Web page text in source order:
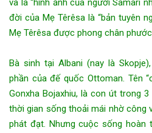
và là “hình ảnh của người Samari
đời của Mẹ Têrêsa là “bản tuyên
Mẹ Têrêsa được phong chân
Bà sinh tại Albani (nay là
phần của đế quốc Ottoman. Tên
Gonxha Bojaxhiu, là con út trong
thời gian sống thoải mái nhờ công
phát đạt. Nhưng cuộc sống hoàn